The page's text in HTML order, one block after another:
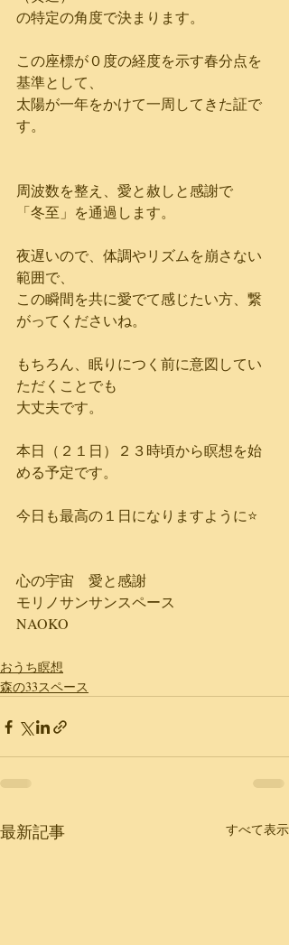
の特定の角度で決まります。
この座標が０度の経度を示す春分点を
基準として、
太陽が一年をかけて一周してきた証で
す。
周波数を整え、愛と赦しと感謝で
「冬至」を通過します。
夜遅いので、体調やリズムを崩さない
範囲で、
この瞬間を共に愛でて感じたい方、繋
がってくださいね。
もちろん、眠りにつく前に意図してい
ただくことでも
大丈夫です。
本日（２１日）２３時頃から瞑想を始
める予定です。
今日も最高の１日になりますように⭐️
心の宇宙　愛と感謝
モリノサンサンスペース
NAOKO
おうち瞑想
森の33スペース
最新記事 すべて表示